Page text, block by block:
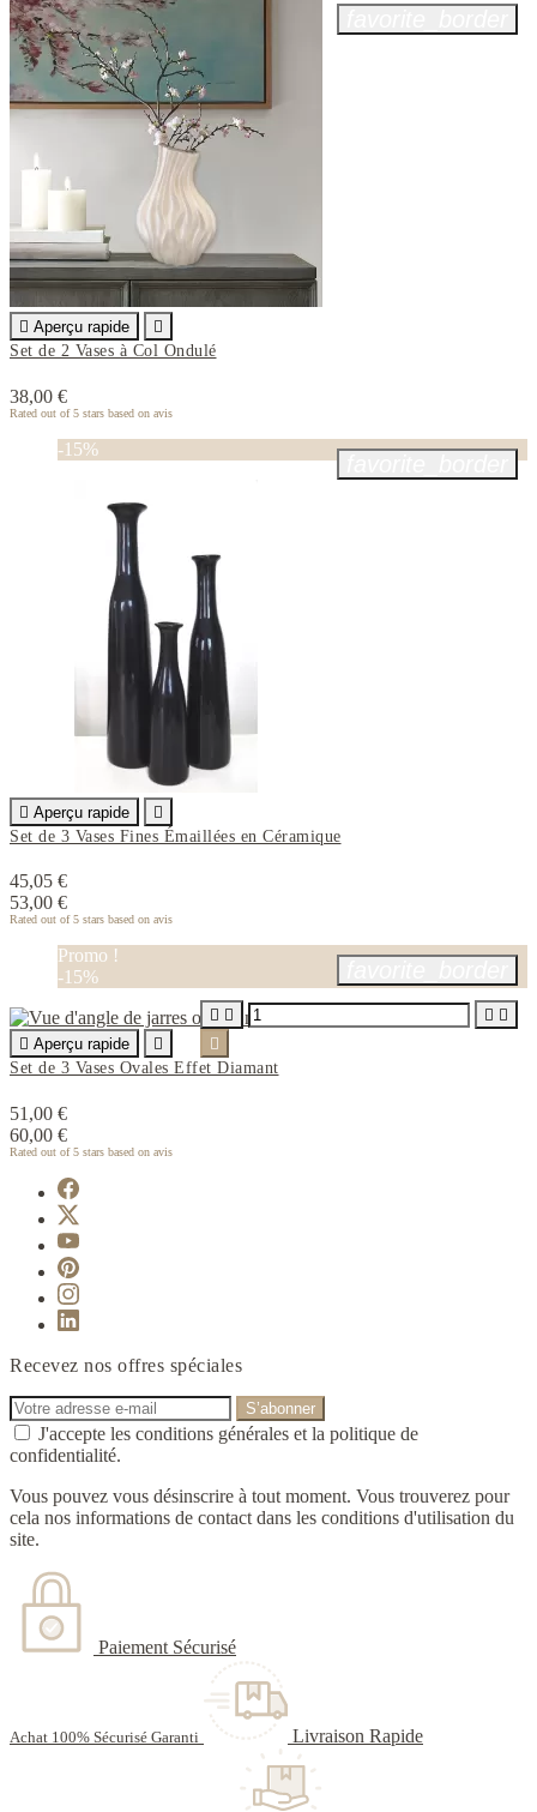
 Aperçu rapide

Set de 2 Vases à Col Ondulé
38,00 €
Rated out of 5 stars based on avis
-15%
 Aperçu rapide

Set de 3 Vases Fines Émaillées en Céramique
45,05 €
53,00 €
Rated out of 5 stars based on avis
Promo !
-15%
 Aperçu rapide

Set de 3 Vases Ovales Effet Diamant
51,00 €
60,00 €
Rated out of 5 stars based on avis
   

Recevez nos offres spéciales
J'accepte les conditions générales et la politique de
confidentialité.
Vous pouvez vous désinscrire à tout moment. Vous trouverez pour
cela nos informations de contact dans les conditions d'utilisation du
site.
Paiement Sécurisé
Achat 100% Sécurisé Garanti Livraison Rapide